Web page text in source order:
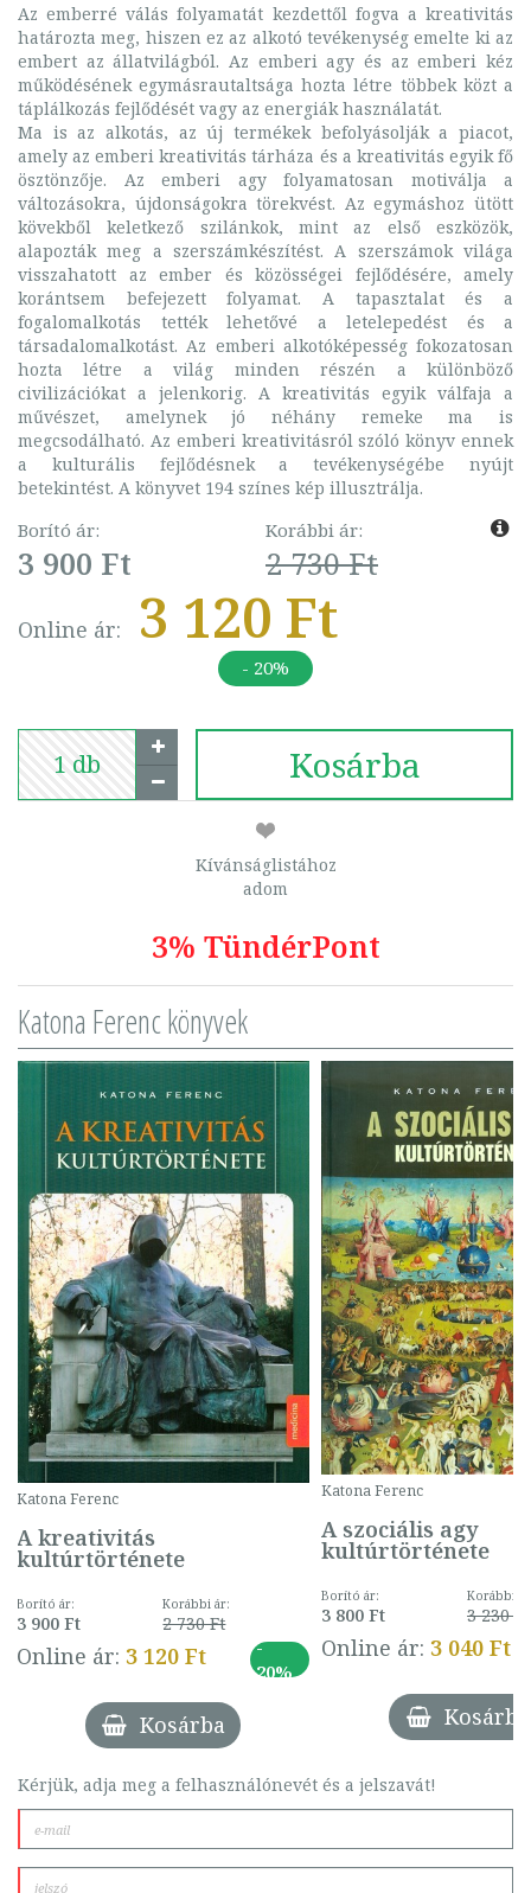
Az emberré válás folyamatát kezdettől fogva a kreativitás
határozta meg, hiszen ez az alkotó tevékenység emelte ki az
embert az állatvilágból. Az emberi agy és az emberi kéz
működésének egymásrautaltsága hozta létre többek közt a
táplálkozás fejlődését vagy az energiák használatát.
Ma is az alkotás, az új termékek befolyásolják a piacot,
amely az emberi kreativitás tárháza és a kreativitás egyik fő
ösztönzője. Az emberi agy folyamatosan motiválja a
változásokra, újdonságokra törekvést. Az egymáshoz ütött
kövekből keletkező szilánkok, mint az első eszközök,
alapozták meg a szerszámkészítést. A szerszámok világa
visszahatott az ember és közösségei fejlődésére, amely
korántsem befejezett folyamat. A tapasztalat és a
fogalomalkotás tették lehetővé a letelepedést és a
társadalomalkotást. Az emberi alkotóképesség fokozatosan
hozta létre a világ minden részén a különböző
civilizációkat a jelenkorig. A kreativitás egyik válfaja a
művészet, amelynek jó néhány remeke ma is
megcsodálható. Az emberi kreativitásról szóló könyv ennek
a kulturális fejlődésnek a tevékenységébe nyújt
betekintést. A könyvet 194 színes kép illusztrálja.
Borító ár:
3 900 Ft
Korábbi ár:
2 730 Ft
Online ár: 3 120 Ft
- 20%
Kosárba
Kívánságlistához
adom
3% TündérPont
Katona Ferenc könyvek
Katona Ferenc
A kreativitás
kultúrtörténete
Borító ár:
3 900 Ft
Korábbi ár:
2 730 Ft
Online ár: 3 120 Ft
-
20%
Kosárba
Katona Ferenc
A szociális agy
kultúrtörténete
Borító ár:
3 800 Ft
Korábbi
3 230 Ft
Online ár: 3 040 Ft
Kosárba
Kérjük, adja meg a felhasználónevét és a jelszavát!